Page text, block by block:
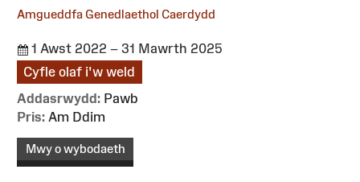
Amgueddfa Genedlaethol Caerdydd
1 Awst 2022 – 31 Mawrth 2025
Cyfle olaf i'w weld
Addasrwydd: Pawb
Pris: Am Ddim
Mwy o wybodaeth